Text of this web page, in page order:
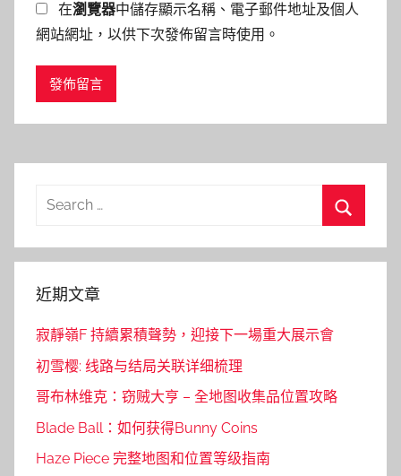
在瀏覽器中儲存顯示名稱、電子郵件地址及個人
網站網址，以供下次發佈留言時使用。
Search
近期文章
寂靜嶺F 持續累積聲勢，迎接下一場重大展示會
初雪樱: 线路与结局关联详细梳理
哥布林维克：窃贼大亨 – 全地图收集品位置攻略
Blade Ball：如何获得Bunny Coins
Haze Piece 完整地图和位置等级指南